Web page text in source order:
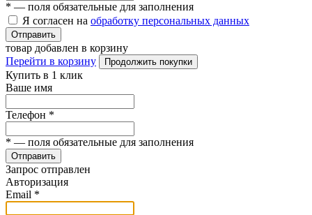
* — поля обязательные для заполнения
Я согласен на обработку персональных данных
Отправить
товар добавлен в корзину
Перейти в корзину
Продолжить покупки
Купить в 1 клик
Ваше имя
Телефон *
* — поля обязательные для заполнения
Отправить
Запрос отправлен
Авторизация
Email *